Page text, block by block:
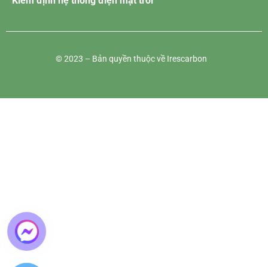
© 2023 – Bản quyền thuộc về Irescarbon